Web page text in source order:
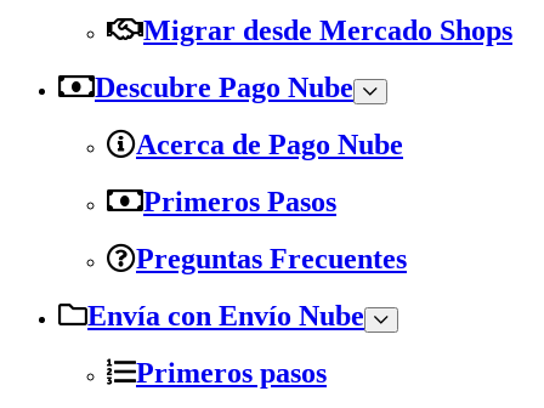
Migrar desde Mercado Shops
Descubre Pago Nube
Acerca de Pago Nube
Primeros Pasos
Preguntas Frecuentes
Envía con Envío Nube
Primeros pasos